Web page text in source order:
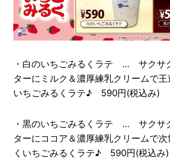
・白のいちごみるくラテ … サクサ
ターにミルク＆濃厚練乳クリームで王
いちごみるくラテ♪ 590円(税込み)
・黒のいちごみるくラテ … サクサ
ターにココア＆濃厚練乳クリームで
くいちごみるくラテ♪ 590円(税込み)